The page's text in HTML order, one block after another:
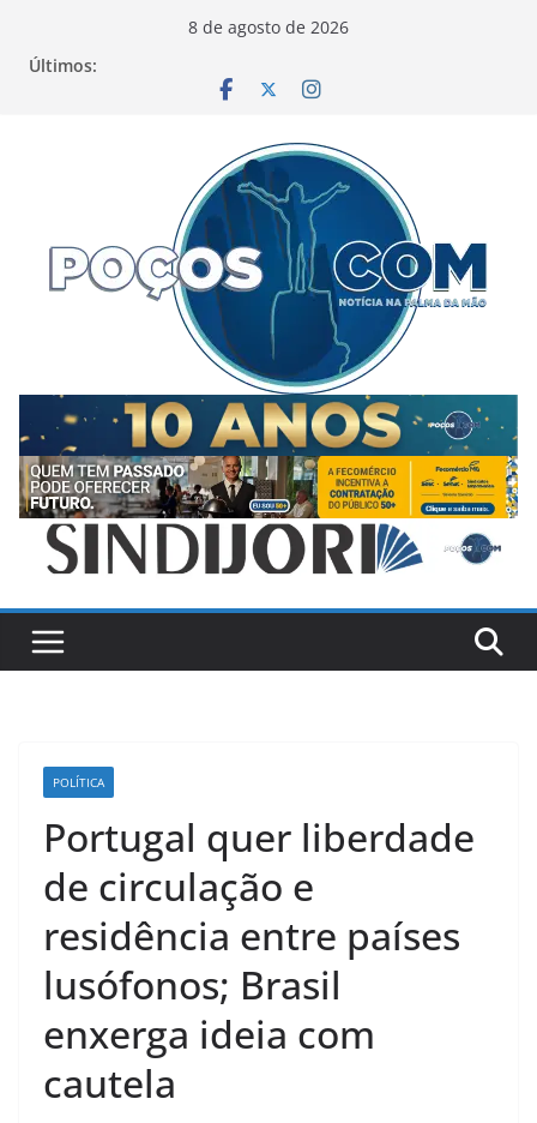
8 de agosto de 2026
Últimos:
POLÍTICA
Portugal quer liberdade
de circulação e
residência entre países
lusófonos; Brasil
enxerga ideia com
cautela